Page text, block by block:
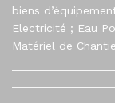
biens
Electricité ; Eau
Matériel de